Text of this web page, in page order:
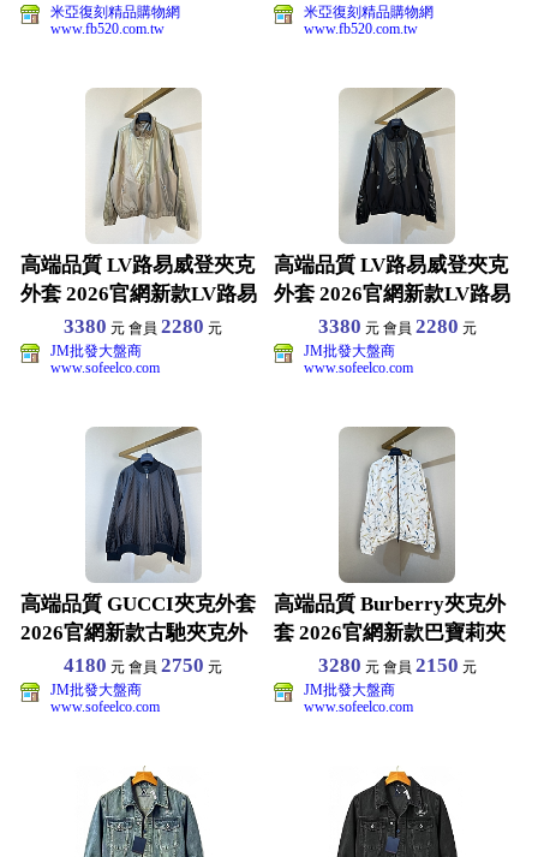
米亞復刻精品購物網
www.fb520.com.tw
米亞復刻精品購物網
www.fb520.com.tw
高端品質 LV路易威登夾克
外套 2026官網新款LV路易
夾克外套 選用
3380 元 會員2280 元
JM批發大盤商
www.sofeelco.com
高端品質 LV路易威登夾克
外套 2026官網新款LV路易
夾克外套 選用
3380 元 會員 2280 元
JM批發大盤商
www.sofeelco.com
高端品質 GUCCI夾克外套
2026官網新款古馳夾克外
套 選用高品質
4180 元 會員2750 元
JM批發大盤商
www.sofeelco.com
高端品質 Burberry夾克外
套 2026官網新款巴寶莉夾
克外套 選
3280 元 會員 2150 元
JM批發大盤商
www.sofeelco.com